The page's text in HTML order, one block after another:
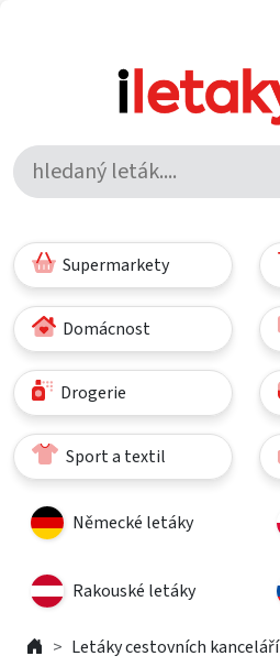
Supermarkety
Domácnost
Drogerie
Sport a textil
Německé letáky
Rakouské letáky
Letáky cestovních kanceláří